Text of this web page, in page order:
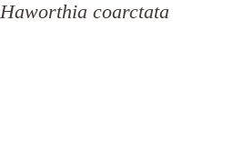
Haworthia coarctata